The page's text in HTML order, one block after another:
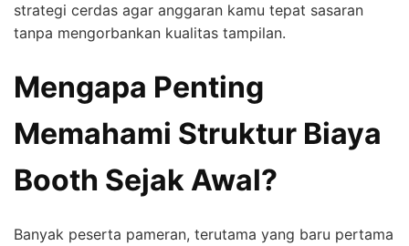
strategi cerdas agar anggaran kamu tepat sasaran
tanpa mengorbankan kualitas tampilan.
Mengapa Penting
Memahami Struktur Biaya
Booth Sejak Awal?
Banyak peserta pameran, terutama yang baru pertama